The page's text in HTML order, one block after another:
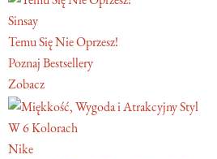
Sinsay
Temu Się Nie Oprzesz!
Poznaj Bestsellery
Zobacz
W 6 Kolorach
Nike